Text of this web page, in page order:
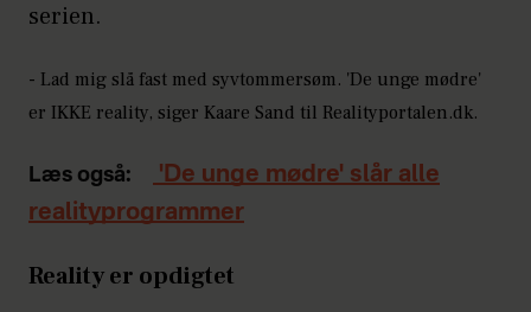
serien.
- Lad mig slå fast med syvtommersøm. 'De unge mødre'
er IKKE reality, siger Kaare Sand til Realityportalen.dk.
Læs også:
'De unge mødre' slår alle
realityprogrammer
Reality er opdigtet